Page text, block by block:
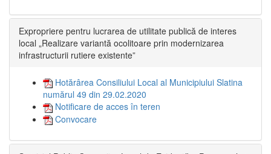
Expropriere pentru lucrarea de utilitate publică de interes
local „Realizare variantă ocolitoare prin modernizarea
infrastructurii rutiere existente”
Hotărârea Consiliului Local al Municipiului Slatina
numărul 49 din 29.02.2020
Notificare de acces în teren
Convocare